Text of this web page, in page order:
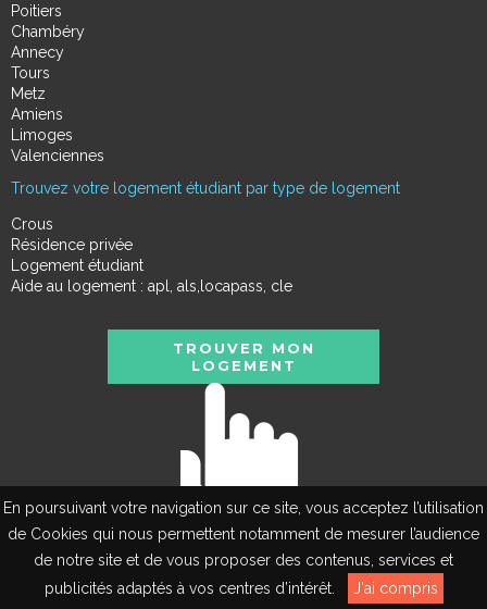
En poursuivant votre navigation sur ce site, vous acceptez l’utilisation
de Cookies qui nous permettent notamment de mesurer l’audience
de notre site et de vous proposer des contenus, services et
publicités adaptés à vos centres d’intérêt.
J'ai compris
Poitiers
Chambéry
Annecy
Tours
Metz
Amiens
Limoges
Valenciennes
Trouvez votre logement étudiant par type de logement
Crous
Résidence privée
Logement étudiant
Aide au logement : apl, als,locapass, cle
TROUVER MON
LOGEMENT